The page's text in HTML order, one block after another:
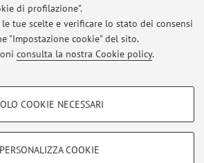
di profilazione".
tue scelte e verificare lo stato dei consensi
"Impostazione cookie" del sito.
consulta la nostra Cookie policy.
- FACOLTATIVI
COOKIE NECESSARI
PERSONALIZZA COOKIE
Emerito Giovanni Carbonara
gestire tutti i contenuti del sito.